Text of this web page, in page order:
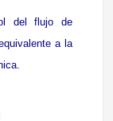
del flujo de
a la